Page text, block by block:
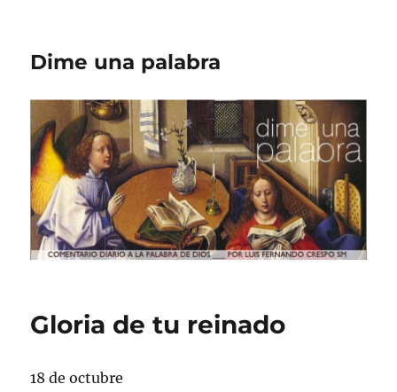
Dime una palabra
Gloria de tu reinado
18 de octubre